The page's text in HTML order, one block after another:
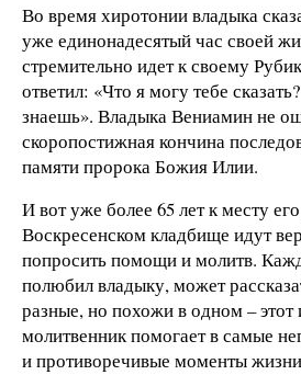
Во время хиротонии владыка
уже единонадесятый час своей
стремительно идет к своему
ответил: «Что я могу тебе
знаешь». Владыка Вениамин не
скоропостижная кончина
памяти пророка Божия Илии.
И вот уже более 65 лет к месту
Воскресенском кладбище идут
попросить помощи и молитв.
полюбил владыку, может
разные, но похожи в одном – этот
молитвенник помогает в самые
и противоречивые моменты